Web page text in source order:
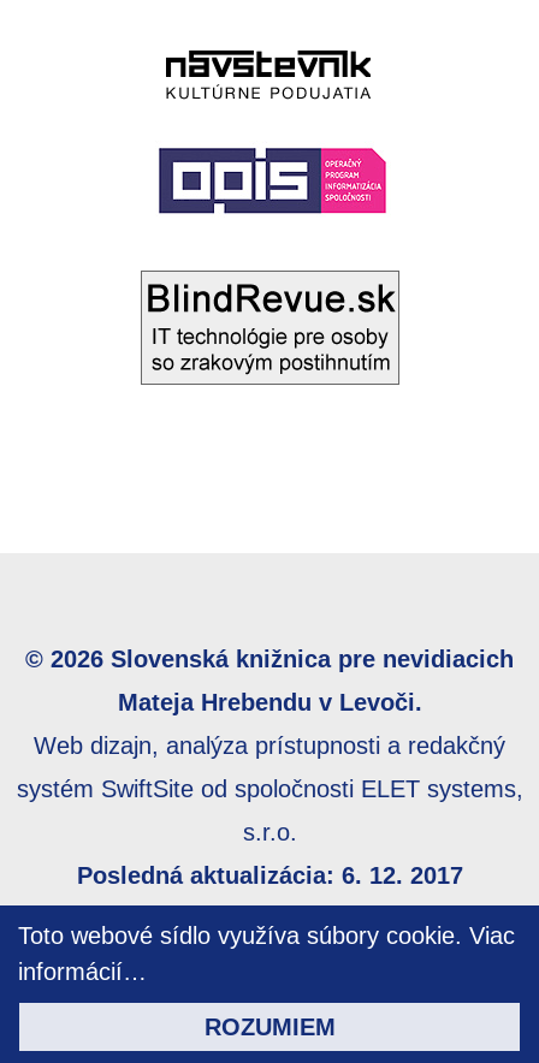
Toto webové sídlo využíva súbory cookie. Viac
informácií…
ROZUMIEM
© 2026 Slovenská knižnica pre nevidiacich
Mateja Hrebendu v Levoči.
Web dizajn, analýza prístupnosti a redakčný
systém SwiftSite od spoločnosti ELET systems,
s.r.o.
Posledná aktualizácia: 6. 12. 2017
prístupnosti